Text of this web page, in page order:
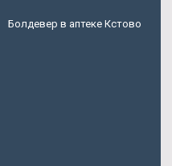
Болдевер в аптеке Кстово